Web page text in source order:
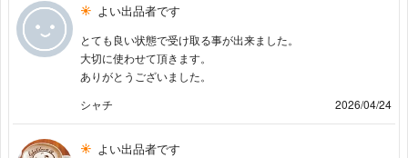
よい出品者です
とても良い状態で受け取る事が出来ました。
大切に使わせて頂きます。
ありがとうございました。
シャチ
2026/04/24
よい出品者です